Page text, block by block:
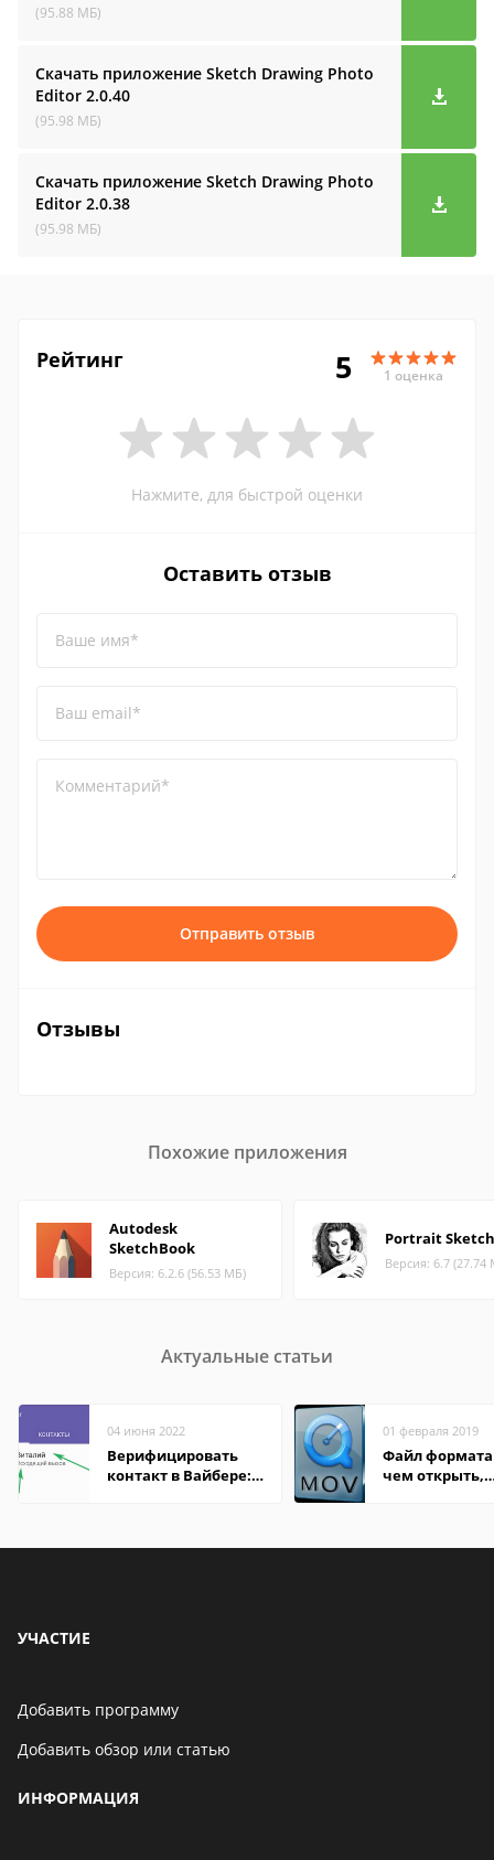
(95.88 МБ)
Скачать приложение Sketch Drawing Photo
Editor 2.0.40
(95.98 МБ)
Скачать приложение Sketch Drawing Photo
Editor 2.0.38
(95.98 МБ)
Рейтинг 5 1 оценка
Нажмите, для быстрой оценки
Оставить отзыв
Ваше имя*
Ваш email*
Комментарий*
Отправить отзыв
Отзывы
Похожие приложения
Autodesk
SketchBook
Версия: 6.2.6 (56.53 МБ)
Portrait Sketch
Версия: 6.7 (27.74
Актуальные статьи
04 июня 2022
Верифицировать
контакт в Вайбере:
01 февраля 2019
Файл формата
чем открыть,
УЧАСТИЕ
Добавить программу
Добавить обзор или статью
ИНФОРМАЦИЯ